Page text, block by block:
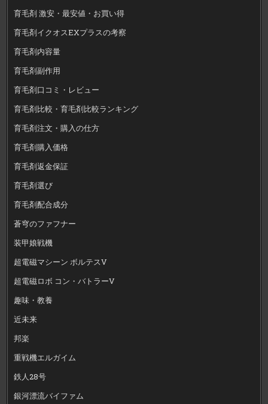
育毛剤 激安・最安値・お買い得
育毛剤イクオスEXプラスの考察
育毛剤内容量
育毛剤副作用
育毛剤口コミ・レビュー
育毛剤比較・育毛剤比較ランキング
育毛剤注文・購入の仕方
育毛剤購入価格
育毛剤返金保証
育毛剤選び
育毛剤配合成分
蒼穹のファフナー
装甲娘戦機
超電磁マシーン ボルテスV
超電磁ロボ コン・バトラーV
趣味・教養
近未来
邦楽
重戦機エルガイム
鉄人28号
銀河漂流バイファム